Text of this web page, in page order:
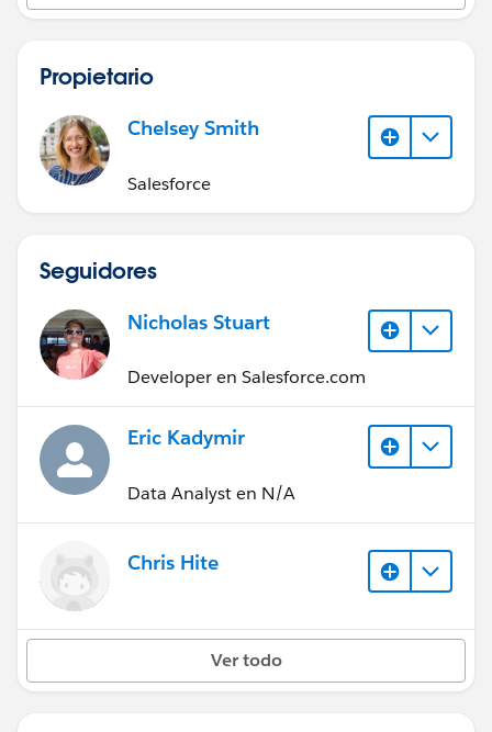
Propietario
Chelsey Smith
Salesforce
Seguidores
Nicholas Stuart
Developer en Salesforce.com
Eric Kadymir
Data Analyst en N/A
Chris Hite
Ver todo